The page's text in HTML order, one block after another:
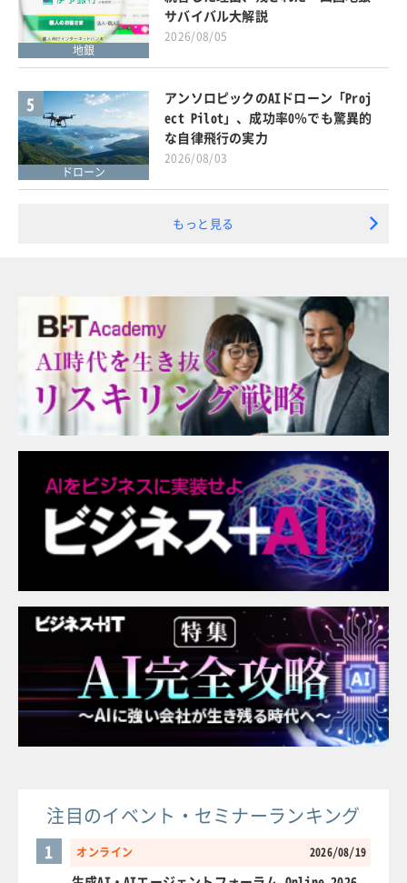
地銀
サバイバル大解説
2026/08/05
5
ドローン
アンソロピックのAIドローン「Proj
ect Pilot」、成功率0％でも驚異的
な自律飛行の実力
2026/08/03
もっと見る
注目のイベント・セミナーランキング
オンライン 2026/08/19
1